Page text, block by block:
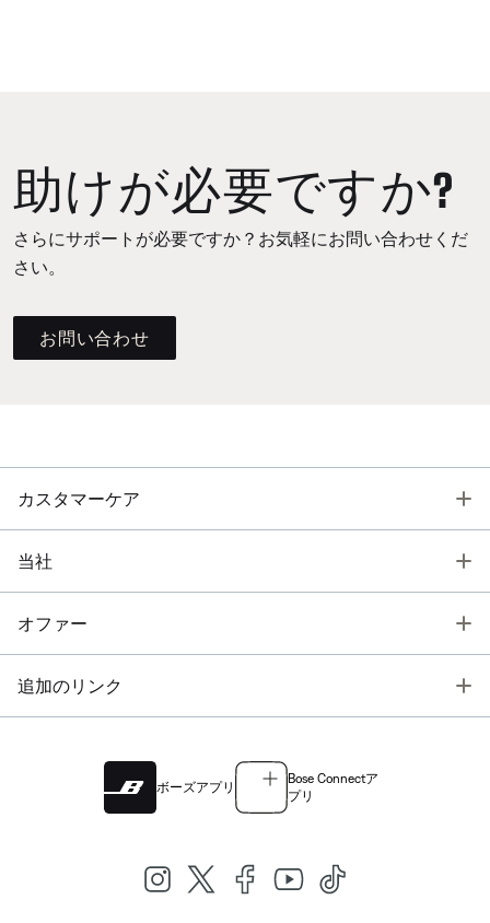
助けが必要ですか?
さらにサポートが必要ですか？お気軽にお問い合わせくだ
さい。
お問い合わせ
カスタマーケア
当社
オファー
追加のリンク
ボーズアプリ
Bose Connectア
プリ